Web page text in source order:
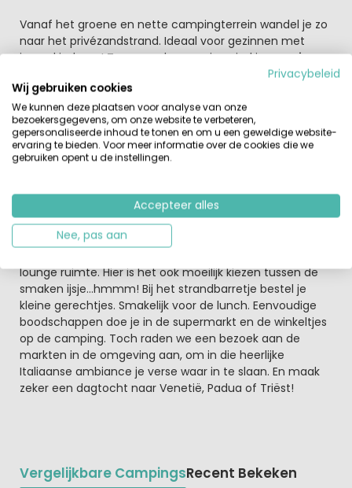
Vanaf het groene en nette campingterrein wandel je zo
naar het privézandstrand. Ideaal voor gezinnen met
jonge kinderen! Terug op de camping vind jeeen nieuw
met rondom een
terras en eenapart ondiep peuterbad
jongste kinderen volop kunnen spelen en spetteren. De
kinderen zullen het prima naar hun zin hebben met het
verzorgde animatieprogramma, de leuke optredens en
de speeltuin.
Koken of uit eten? Op de camping zelf vind je een nieuw
restaurant met grillspecialiteiten. Of wordt het toch een
van die heerlijke pizza’s? En na het eten even relaxen?
lounge ruimte. Hier is het ook moeilijk kiezen tussen de
smaken ijsje…hmmm! Bij het strandbarretje bestel je
kleine gerechtjes. Smakelijk voor de lunch. Eenvoudige
boodschappen doe je in de supermarkt en de winkeltjes
op de camping. Toch raden we een bezoek aan de
markten in de omgeving aan, om in die heerlijke
Italiaanse ambiance je verse waar in te slaan. En maak
zeker een dagtocht naar Venetië, Padua of Triëst!
Vergelijkbare CampingsRecent Bekeken
Privacybeleid
Wij gebruiken cookies
We kunnen deze plaatsen voor analyse van onze
bezoekersgegevens, om onze website te verbeteren,
gepersonaliseerde inhoud te tonen en om u een geweldige website-
ervaring te bieden. Voor meer informatie over de cookies die we
gebruiken opent u de instellingen.
Accepteer alles
Nee, pas aan